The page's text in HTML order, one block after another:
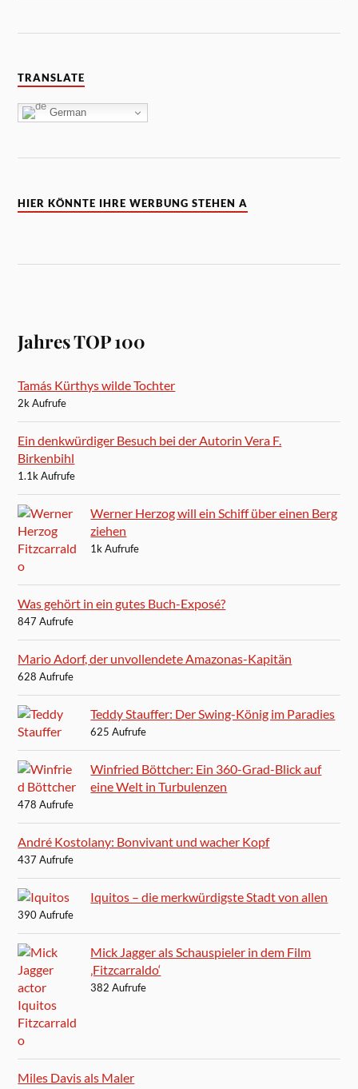
TRANSLATE
German
HIER KÖNNTE IHRE WERBUNG STEHEN A
Jahres TOP 100
Tamás Kürthys wilde Tochter
2k Aufrufe
Ein denkwürdiger Besuch bei der Autorin Vera F.
Birkenbihl
1.1k Aufrufe
Werner Herzog will ein Schiff über einen Berg
ziehen
1k Aufrufe
Was gehört in ein gutes Buch-Exposé?
847 Aufrufe
Mario Adorf, der unvollendete Amazonas-Kapitän
628 Aufrufe
Teddy Stauffer: Der Swing-König im Paradies
625 Aufrufe
Winfried Böttcher: Ein 360-Grad-Blick auf
eine Welt in Turbulenzen
478 Aufrufe
André Kostolany: Bonvivant und wacher Kopf
437 Aufrufe
Iquitos – die merkwürdigste Stadt von allen
390 Aufrufe
Mick Jagger als Schauspieler in dem Film
‚Fitzcarraldo‘
382 Aufrufe
Miles Davis als Maler